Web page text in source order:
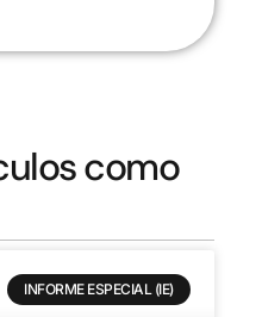
como
INFORME ESPECIAL (IE)